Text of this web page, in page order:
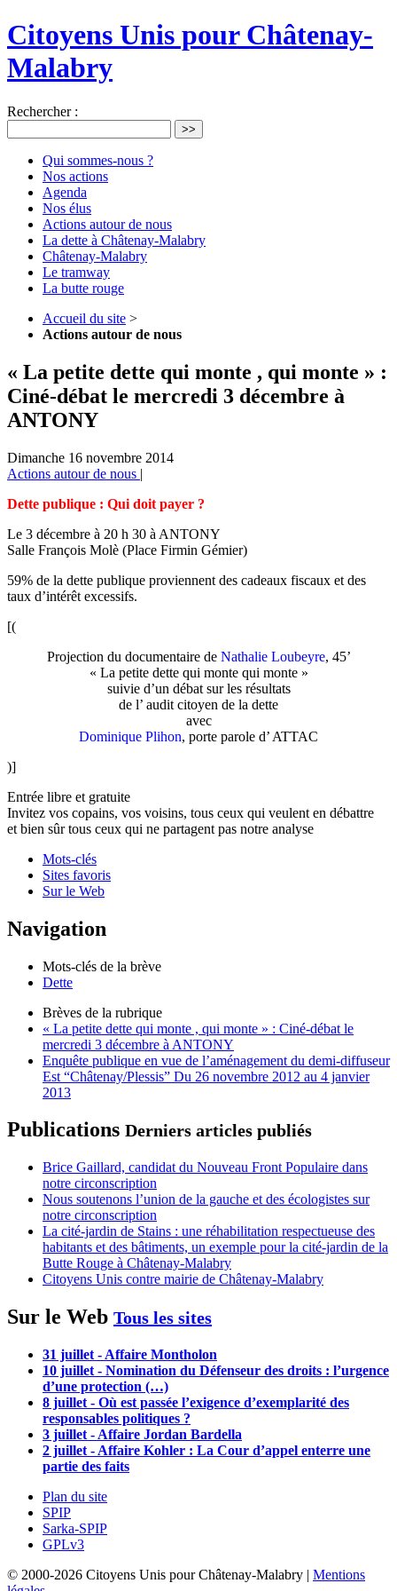
Citoyens Unis pour Châtenay-
Malabry
Rechercher :
>>
Qui sommes-nous ?
Nos actions
Agenda
Nos élus
Actions autour de nous
La dette à Châtenay-Malabry
Châtenay-Malabry
Le tramway
La butte rouge
Accueil du site >
Actions autour de nous
« La petite dette qui monte , qui monte » :
Ciné-débat le mercredi 3 décembre à
ANTONY
Dimanche 16 novembre 2014
Actions autour de nous |
Dette publique : Qui doit payer ?
Le 3 décembre à 20 h 30 à ANTONY
Salle François Molè (Place Firmin Gémier)
59% de la dette publique proviennent des cadeaux fiscaux et des
taux d’intérêt excessifs.
[(
Projection du documentaire de Nathalie Loubeyre, 45’
« La petite dette qui monte qui monte »
suivie d’un débat sur les résultats
de l’ audit citoyen de la dette
avec
Dominique Plihon, porte parole d’ ATTAC
)]
Entrée libre et gratuite
Invitez vos copains, vos voisins, tous ceux qui veulent en débattre
et bien sûr tous ceux qui ne partagent pas notre analyse
Mots-clés
Sites favoris
Sur le Web
Navigation
Mots-clés de la brève
Dette
Brèves de la rubrique
« La petite dette qui monte , qui monte » : Ciné-débat le
mercredi 3 décembre à ANTONY
Enquête publique en vue de l’aménagement du demi-diffuseur
Est “Châtenay/Plessis” Du 26 novembre 2012 au 4 janvier
2013
Publications Derniers articles publiés
Brice Gaillard, candidat du Nouveau Front Populaire dans
notre circonscription
Nous soutenons l’union de la gauche et des écologistes sur
notre circonscription
La cité-jardin de Stains : une réhabilitation respectueuse des
habitants et des bâtiments, un exemple pour la cité-jardin de la
Butte Rouge à Châtenay-Malabry
Citoyens Unis contre mairie de Châtenay-Malabry
Sur le Web Tous les sites
31 juillet - Affaire Montholon
10 juillet - Nomination du Défenseur des droits : l’urgence
d’une protection (…)
8 juillet - Où est passée l’exigence d’exemplarité des
responsables politiques ?
3 juillet - Affaire Jordan Bardella
2 juillet - Affaire Kohler : La Cour d’appel enterre une
partie des faits
Plan du site
SPIP
Sarka-SPIP
GPLv3
© 2000-2026 Citoyens Unis pour Châtenay-Malabry | Mentions